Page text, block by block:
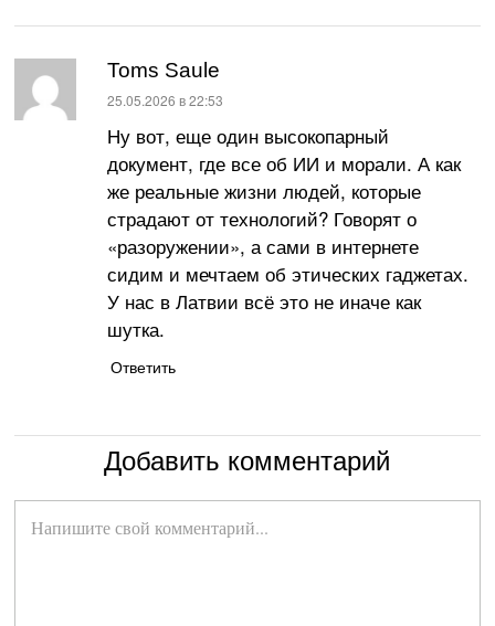
Toms Saule
:
25.05.2026 в 22:53
Ну вот, еще один высокопарный
документ, где все об ИИ и морали. А как
же реальные жизни людей, которые
страдают от технологий? Говорят о
«разоружении», а сами в интернете
сидим и мечтаем об этических гаджетах.
У нас в Латвии всё это не иначе как
шутка.
Ответить
Добавить комментарий